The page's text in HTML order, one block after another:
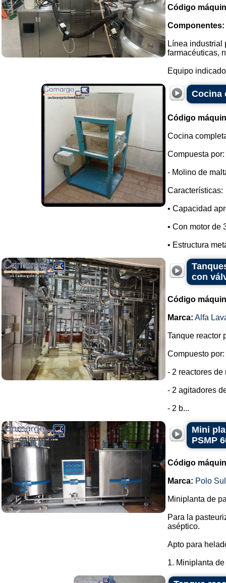
Código
Componentes:
Línea industrial
farmacéuticas,
Equipo
Cocina
Código
Cocina
Compuesta por:
- Molino de
Características:
• Capacidad
• Con motor de
• Estructura
con
Código
Marca: Alfa
Tanque reactor
Compuesto por:
- 2 reactores
- 2 agitadores
- 2 b...
Mini
PSMP
Código
Marca: Polo
Miniplanta de
Para la
aséptico.
Apto para
1. Miniplanta